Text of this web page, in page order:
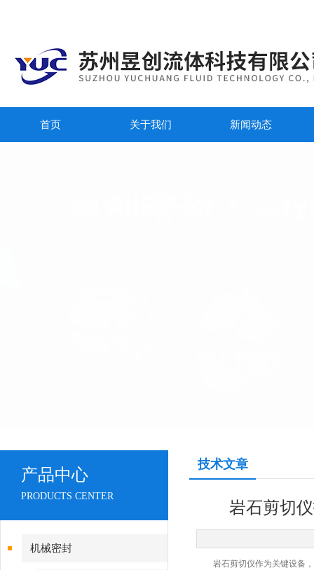
首页 关于我们 新闻动态
产品中心
PRODUCTS CENTER
机械密封
技术文章
岩石剪切
岩石剪切仪作为关键设备，